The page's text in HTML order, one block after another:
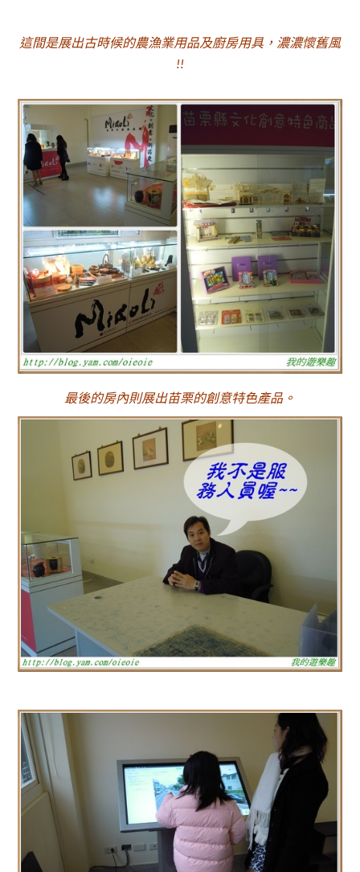
這間是展出古時候的農漁業用品及廚房用具，濃濃懷舊風
!!
最後的房內則展出苗栗的創意特色產品。